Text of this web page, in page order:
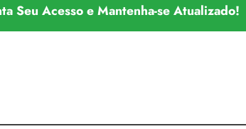
Seu Acesso e Mantenha-se Atualizado!